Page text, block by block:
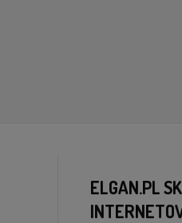
ELGAN.PL